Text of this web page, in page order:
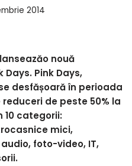
2014
ăo nouă
Pink Days,
desfășoarăîn perioada
de peste 50% la
10 categorii:
mici,
foto-video, IT,